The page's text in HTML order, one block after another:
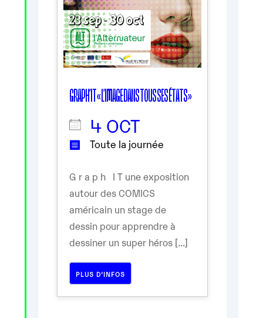
GRAPH’IT « L’IMAGE DANS TOUS SES ÉTATS »
4 OCT
Toute la journée
G r a p h I T une exposition
autour des COMICS
américain un stage de
dessin pour apprendre à
dessiner un super héros [...]
PLUS D’INFOS